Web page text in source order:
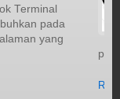
Terminal
pada
yang